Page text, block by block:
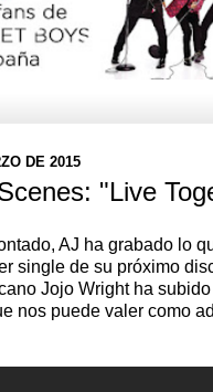
DE 2015
"Live
AJ ha grabado lo
single de su próximo
Jojo Wright ha
nos puede valer como